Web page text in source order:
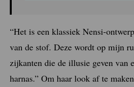
“Het is een klassiek Nensi-
van de stof. Deze wordt op mijn
zijkanten die de illusie geven van
harnas.” Om haar look af te